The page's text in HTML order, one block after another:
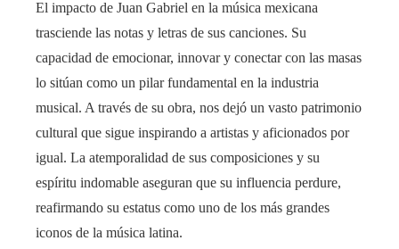
El impacto de Juan Gabriel en la música mexicana
trasciende las notas y letras de sus canciones. Su
capacidad de emocionar, innovar y conectar con las masas
lo sitúan como un pilar fundamental en la industria
musical. A través de su obra, nos dejó un vasto patrimonio
cultural que sigue inspirando a artistas y aficionados por
igual. La atemporalidad de sus composiciones y su
espíritu indomable aseguran que su influencia perdure,
reafirmando su estatus como uno de los más grandes
iconos de la música latina.